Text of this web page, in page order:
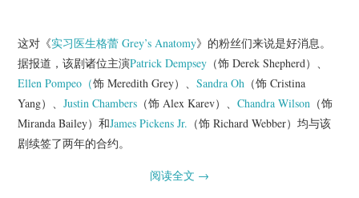
杂七杂八
美剧英剧
电影档期
这对《实习医生格蕾 Grey’s Anatomy》的粉丝们来说是好消息。
据报道，该剧诸位主演Patrick Dempsey （饰 Derek Shepherd）、
Ellen Pompeo（饰 Meredith Grey）、Sandra Oh （饰 Cristina
Yang）、Justin Chambers （饰 Alex Karev）、Chandra Wilson （饰
Miranda Bailey）和James Pickens Jr. （饰 Richard Webber）均与该
剧续签了两年的合约。
阅读全文 →